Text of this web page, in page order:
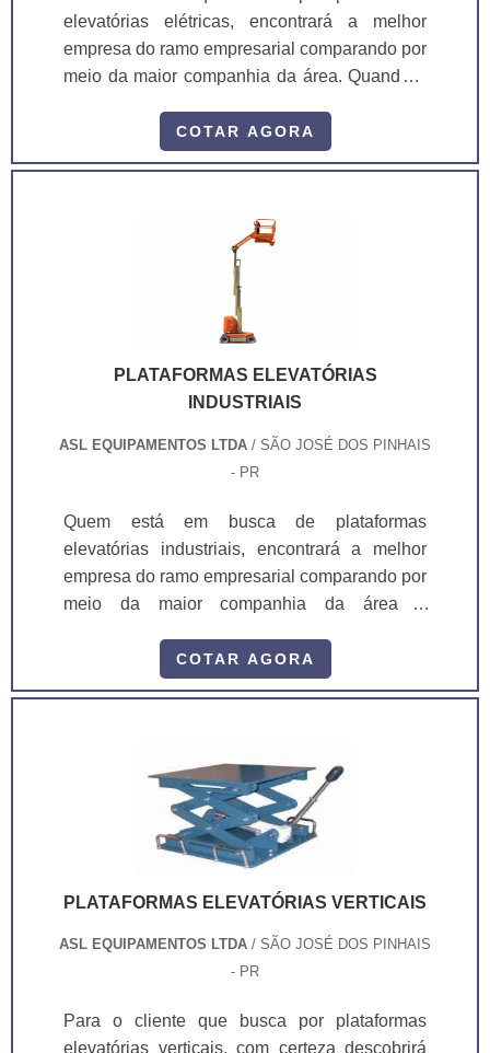
elevatórias elétricas, encontrará a melhor
empresa do ramo empresarial comparando por
meio da maior companhia da área. Quando o
elevatórias elétricas, com a ASL
Equipamentos poderá contar excelente custo-
ELEVATÓRIAS ELÉTRICAS Há muitas
maneiras eficientes de demonstrar
competência e excelên...
COTAR AGORA
PLATAFORMAS ELEVATÓRIAS
INDUSTRIAIS
ASL EQUIPAMENTOS LTDA / SÃO JOSÉ DOS PINHAIS
- PR
Quem está em busca de plataformas
elevatórias industriais, encontrará a melhor
empresa do ramo empresarial comparando por
meio da maior companhia da área e
deve ser adquirido com empresas
materiais, além de evitar prejuízos com
substituições frequentes de peças defei...
COTAR AGORA
PLATAFORMAS ELEVATÓRIAS VERTICAIS
ASL EQUIPAMENTOS LTDA / SÃO JOSÉ DOS PINHAIS
- PR
Para o cliente que busca por plataformas
elevatórias verticais, com certeza descobrirá